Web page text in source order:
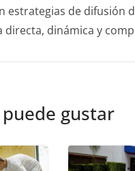
estrategias de difusión
directa, dinámica y
gustar